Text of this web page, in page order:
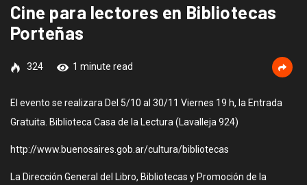
Cine para lectores en Bibliotecas
Porteñas
324 1 minute read
El evento se realizara Del 5/10 al 30/11 Viernes 19 h, la Entrada
Gratuita. Biblioteca Casa de la Lectura (Lavalleja 924)
http://www.buenosaires.gob.ar/cultura/bibliotecas
La Dirección General del Libro, Bibliotecas y Promoción de la